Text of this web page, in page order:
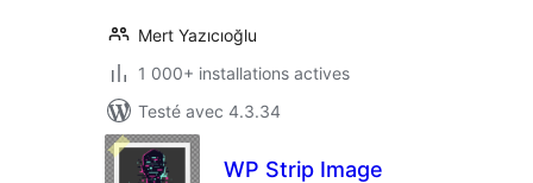
Mert Yazıcıoğlu
1 000+ installations actives
Testé avec 4.3.34
WP Strip Image